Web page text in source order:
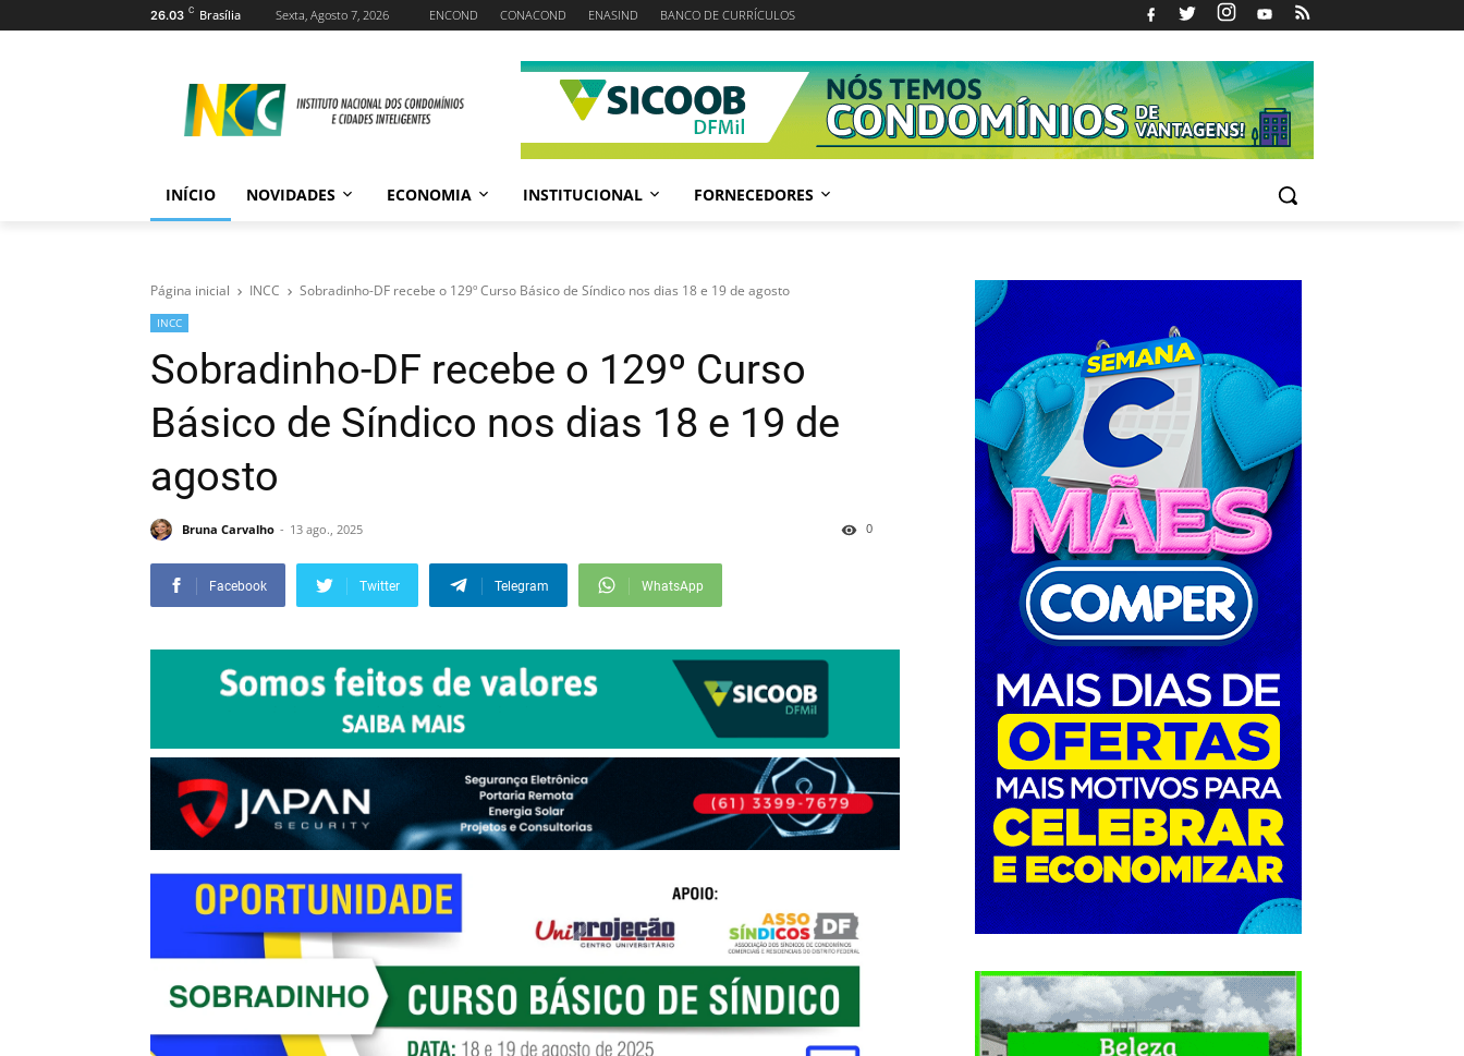
26.03 C Brasília Sexta, Agosto 7, 2026 ENCOND CONACOND ENASIND BANCO DE CURRÍCULOS
INÍCIO NOVIDADES ECONOMIA INSTITUCIONAL FORNECEDORES
Página inicial INCC Sobradinho-DF recebe o 129º Curso Básico de Síndico nos dias 18 e 19 de agosto
INCC
Sobradinho-DF recebe o 129º Curso
Básico de Síndico nos dias 18 e 19 de
agosto
Bruna Carvalho 13 ago., 2025 0
Facebook Twitter Telegram WhatsApp